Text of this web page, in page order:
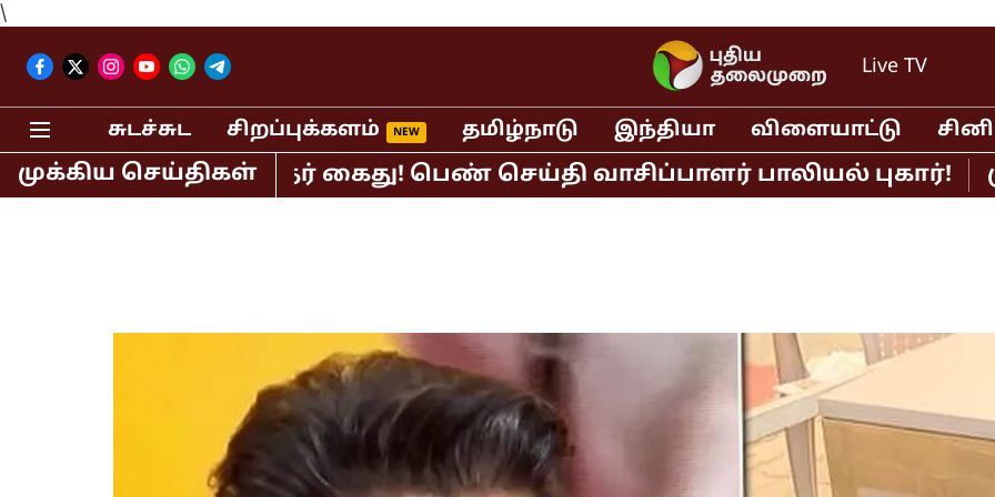
\
Live TV
சுடச்சுட சிறப்புக்களம் தமிழ்நாடு இந்தியா விளையாட்டு
முக்கிய செய்திகள்
பி.ஆர்.சுந்தர் கைது! பெண் செய்தி வாசிப்பாளர் பாலியல் புகார்!